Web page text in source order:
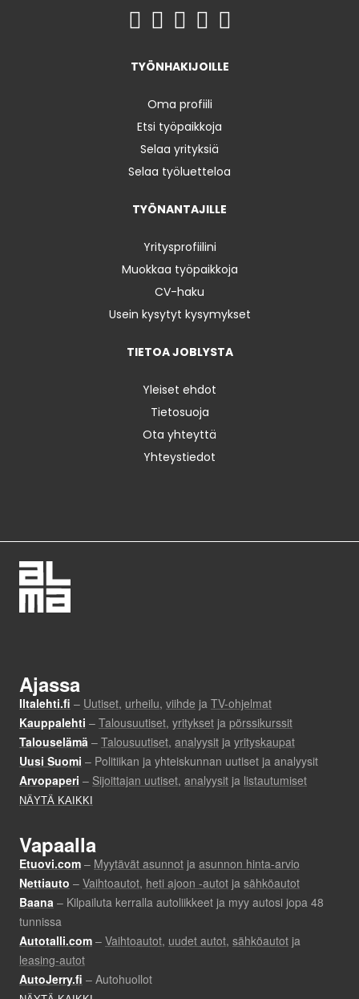
TYÖNHAKIJOILLE
Oma profiili
Etsi työpaikkoja
Selaa yrityksiä
Selaa työluetteloa
TYÖNANTAJILLE
Yritysprofiilini
Muokkaa työpaikkoja
CV-haku
Usein kysytyt kysymykset
TIETOA JOBLYSTA
Yleiset ehdot
Tietosuoja
Ota yhteyttä
Yhteystiedot